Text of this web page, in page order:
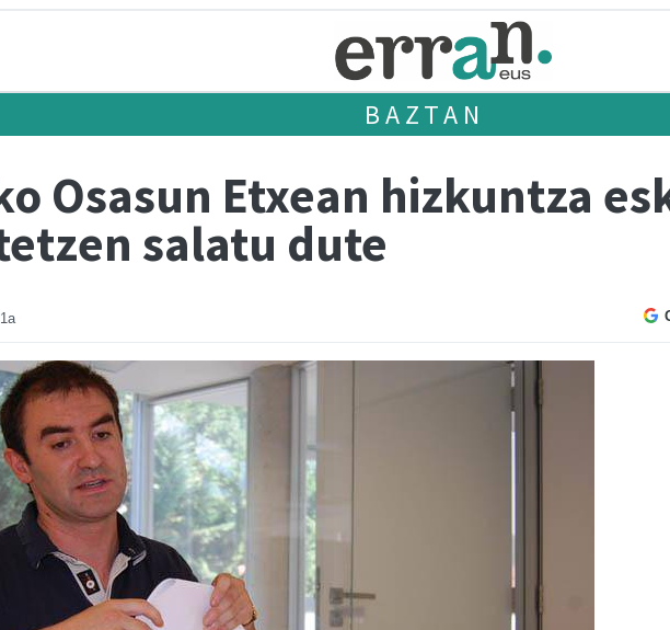
BAZTAN
Osasun Etxean hizkuntza
salatu dute